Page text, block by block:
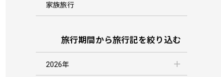
家族旅行
旅行期間から旅行記を絞り込む
2026年